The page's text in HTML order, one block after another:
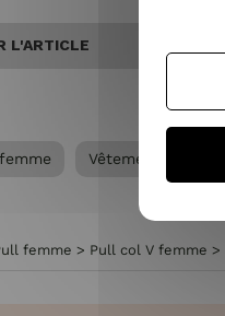
L'ARTICLE
Vêtements femme
femme > Pull col V femme >